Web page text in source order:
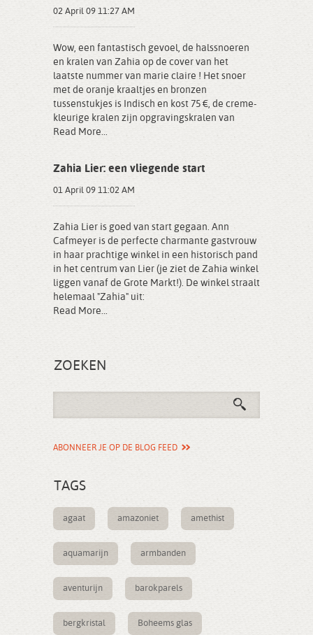
02 April 09 11:27 AM
Wow, een fantastisch gevoel, de halssnoeren
en kralen van Zahia op de cover van het
laatste nummer van marie claire ! Het snoer
met de oranje kraaltjes en bronzen
tussenstukjes is Indisch en kost 75 €, de creme-
kleurige kralen zijn opgravingskralen van
Read More...
Zahia Lier: een vliegende start
01 April 09 11:02 AM
Zahia Lier is goed van start gegaan. Ann
Cafmeyer is de perfecte charmante gastvrouw
in haar prachtige winkel in een historisch pand
in het centrum van Lier (je ziet de Zahia winkel
liggen vanaf de Grote Markt!). De winkel straalt
helemaal "Zahia" uit:
Read More...
ZOEKEN
ABONNEER JE OP DE BLOG FEED
TAGS
agaat amazoniet amethist
aquamarijn armbanden
aventurijn barokparels
bergkristal Boheems glas